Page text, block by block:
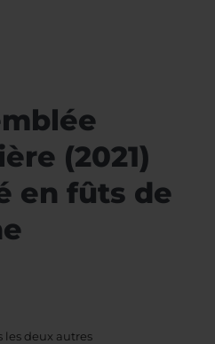
(2021)
en fûts de
les deux autres